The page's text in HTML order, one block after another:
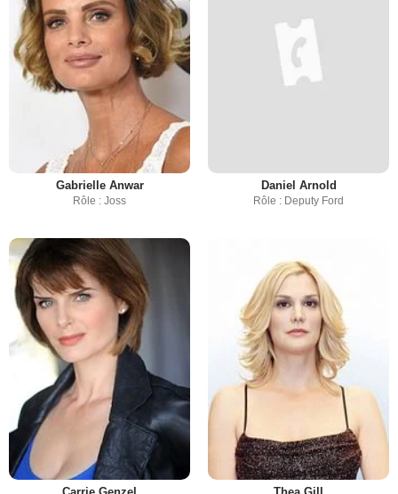
Gabrielle Anwar
Rôle : Joss
Daniel Arnold
Rôle : Deputy Ford